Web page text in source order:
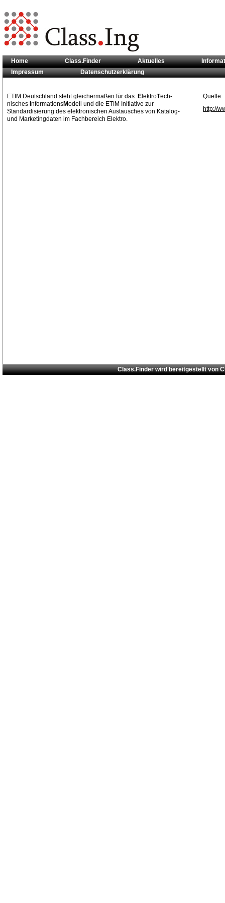
Sie sind hier:Klassifikationsstandards>> ETIM
Home Class.Finder Aktuelles
Impressum
Datenschutzerklärung
ETIM Deutschland steht gleichermaßen für das E lektroTech-
nisches nformationsModell und die ETIM Initiative zur
Standardisierung des elektronischen Austausches von Katalog-
und Marketingdaten im Fachbereich Elektro.
Quelle:
http://
Class.Finder wird bereitgestellt von